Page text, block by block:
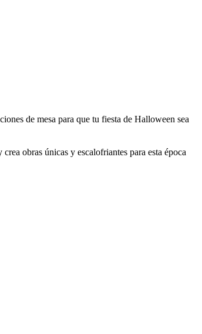
de mesa para que tu fiesta de Halloween sea
obras únicas y escalofriantes para esta época